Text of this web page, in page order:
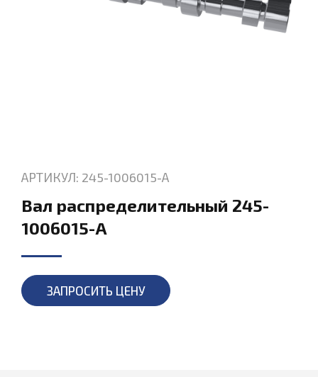
АРТИКУЛ: 245-1006015-А
Вал распределительный 245-
1006015-А
ЗАПРОСИТЬ ЦЕНУ